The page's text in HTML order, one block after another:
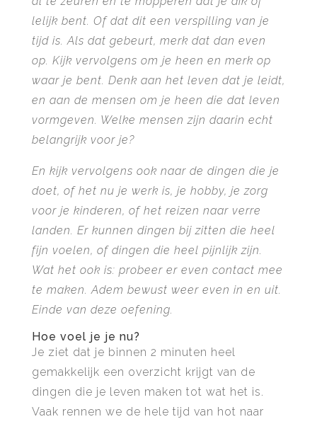
lelijk bent. Of dat dit een verspilling van je
tijd is. Als dat gebeurt, merk dat dan even
op. Kijk vervolgens om je heen en merk op
waar je bent. Denk aan het leven dat je leidt,
en aan de mensen om je heen die dat leven
vormgeven. Welke mensen zijn daarin echt
belangrijk voor je?
En kijk vervolgens ook naar de dingen die je
doet, of het nu je werk is, je hobby, je zorg
voor je kinderen, of het reizen naar verre
landen. Er kunnen dingen bij zitten die heel
fijn voelen, of dingen die heel pijnlijk zijn.
Wat het ook is: probeer er even contact mee
te maken. Adem bewust weer even in en uit.
Einde van deze oefening.
Hoe voel je je nu?
Je ziet dat je binnen 2 minuten heel
gemakkelijk een overzicht krijgt van de
dingen die je leven maken tot wat het is.
Vaak rennen we de hele tijd van hot naar